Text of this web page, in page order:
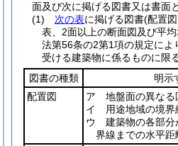
面及び次に掲げる図書又は書面
(1)
次の表に掲げる図書(配置
表、2面以上の断面図及び平均
法第56条の2第1項の規定によ
受ける建築物に係るものに限
図書の種類
明示
配置図
ア 地盤面の異なる
イ 用途地域の境界
ウ 建築物の各部分
界線までの水平距